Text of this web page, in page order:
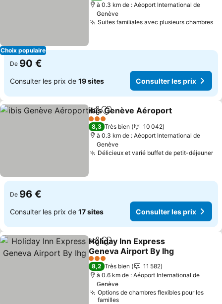
Choix populaire
à 0.3 km de : Aéoport International de
Genève
Suites familiales avec plusieurs chambres
De 90 €
Consulter les prix de 19 sites Consulter les prix
PartagerAjouter à mes favoris
ibis Genève Aéroport
3 Étoiles
8,3 Très bien
10 042
à 0.3 km de : Aéoport International de
Genève
Délicieux et varié buffet de petit-déjeuner
De 96 €
Consulter les prix de 17 sites Consulter les prix
PartagerAjouter à mes favoris
Holiday Inn Express
Geneva Airport By Ihg
3 Étoiles
8,2 Très bien
11 582
à 0.6 km de : Aéoport International de
Genève
Options de chambres flexibles pour les
familles